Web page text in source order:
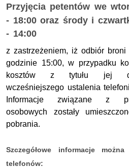
Przyjęcia petentów we
- 18:00 oraz środy i
- 14:00
z zastrzeżeniem, iż odbiór
godzinie 15:00, w przypadku
kosztów z tytułu jej
wcześniejszego ustalenia
Informacje związane z
osobowych zostały
pobrania.
Szczegółowe informacje
telefonów: